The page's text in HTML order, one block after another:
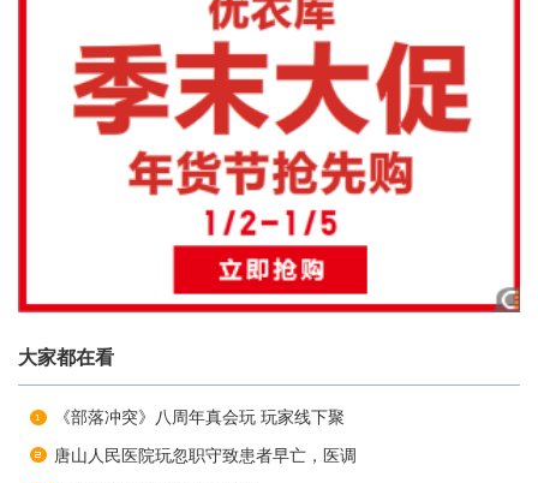
大家都在看
《部落冲突》八周年真会玩 玩家线下聚
唐山人民医院玩忽职守致患者早亡，医调